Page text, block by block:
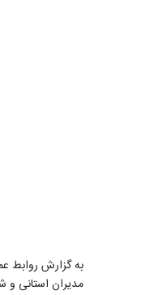
به گزارش روابط
مدیران استانی و